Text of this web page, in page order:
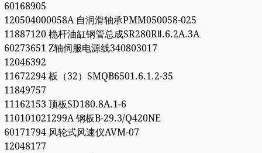
60168905
120504000058A 自润滑轴承PMM050058-025
11887120 桅杆油缸钢管总成SR280RⅡ.6.2A.3A
60273651 Z轴伺服电源线340803017
12046392
11672294 板（32）SMQB6501.6.1.2-35
11849757
11162153 顶板SD180.8A.1-6
110101021299A 钢板B-29.3/Q420NE
60171794 风轮式风速仪AVM-07
12048177